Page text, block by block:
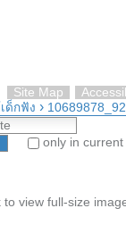
Site Map
ด็กฟัง ›
only in current
to view full-size